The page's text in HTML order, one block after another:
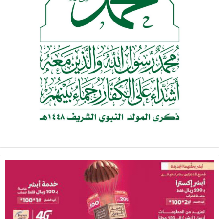
سعودية لمنح الجنسية الى عدد كبير من سكان المناطق
الحدودية، الذين ينتمون الى قبائل من حضرموت.
ووصل الامر ببعض الساسة اليمنيين المحسوبين على السعودية،
مثل القيادي الجنوبي حيدر أبو بكر العطاس وعبد الرحمن الجفري
وغيرهما، الى التصريح بضرورة منح السعودية مكافأة لأنها «وقفت
إلى جانب الشرعية». أما المكافأة، فيقول هؤلاء، وبصراحة أيضاً، هي
عبارة عن التنازل عن السلطة في محافظة حضرموت لمصلحة
السعودية، والترويج للفائدة الاقتصادية التي ستنجم عن شق قناة
من السعودية إلى بحر العرب عبر حضرموت، وأن القناة قادرة على
أما في ما خص محافظة مأرب، فقد شهدت ثمانينيات القرن
الماضي دخول الولايات المتحدة على الخط. وعندما ظهر أن نهاية
الحرب العراقية – الايرانية تنتهي من دون إسقاط النظام في
طهران، شعر الاميركيون بأن الخطر بات محدقاً بمنطقة الخليج
(الفارسي)، وهو خطر قد يهدد النفط. لذا قررت الولايات المتحدة